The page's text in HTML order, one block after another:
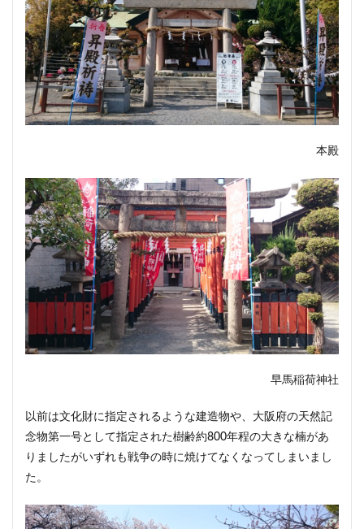
本殿
早馬稲荷神社
以前は文化財に指定されるような建造物や、大阪府の天然記
念物第一号として指定された樹齢約800年程の大きな楠があ
りましたがいずれも戦争の時に焼けてなくなってしまいまし
た。